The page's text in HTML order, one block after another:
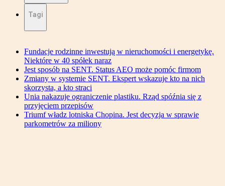
Tagi
Fundacje rodzinne inwestują w nieruchomości i energetykę.
Niektóre w 40 spółek naraz
Jest sposób na SENT. Status AEO może pomóc firmom
Zmiany w systemie SENT. Ekspert wskazuje kto na nich
skorzysta, a kto straci
Unia nakazuje ograniczenie plastiku. Rząd spóźnia się z
przyjęciem przepisów
Triumf władz lotniska Chopina. Jest decyzja w sprawie
parkometrów za miliony